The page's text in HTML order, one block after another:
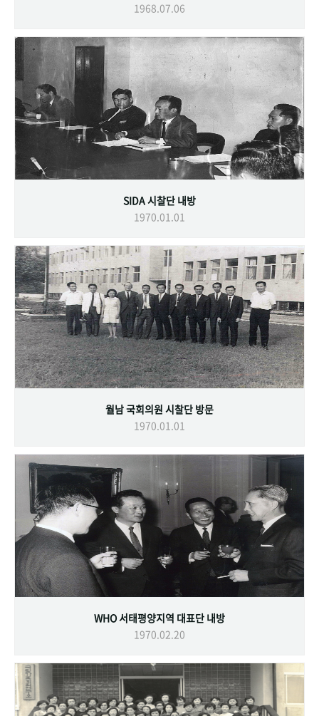
1968.07.06
SIDA 시찰단 내방
1970.01.01
월남 국회의원 시찰단 방문
1970.01.01
WHO 서태평양지역 대표단 내방
1970.02.20